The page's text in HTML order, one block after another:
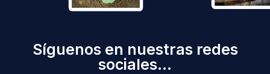
Síguenos en nuestras redes
sociales...